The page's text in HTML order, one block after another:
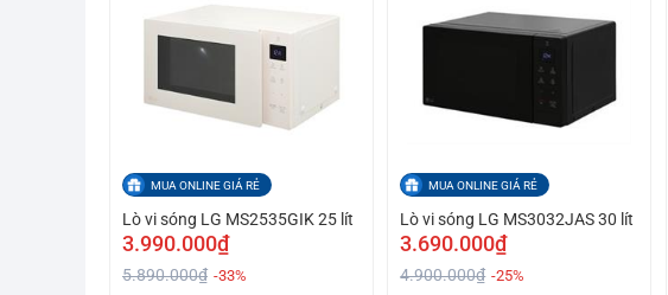
MUA ONLINE GIÁ RẺ
Lò vi sóng LG MS2535GIK 25 lít
3.990.000₫
5.890.000₫ -33%
MUA ONLINE GIÁ RẺ
Lò vi sóng LG MS3032JAS 30 lít
3.690.000₫
4.900.000₫ -25%